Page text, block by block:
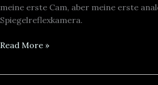
meine erste Cam, aber meine erste
Spiegelreflexkamera.
Read More »